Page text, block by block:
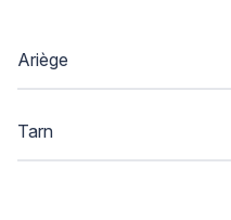
Ariège
Tarn